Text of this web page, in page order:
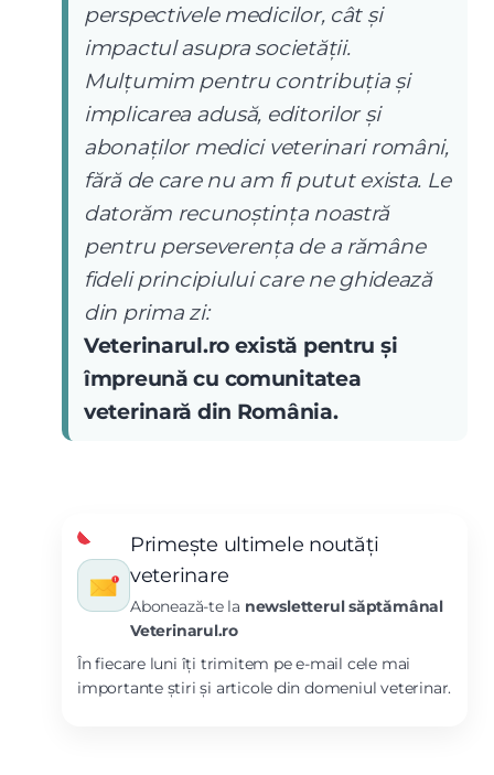
perspectivele medicilor, cât și
impactul asupra societății.
Mulțumim pentru contribuția și
implicarea adusă, editorilor și
abonaților medici veterinari români,
fără de care nu am fi putut exista. Le
datorăm recunoștința noastră
pentru perseverența de a rămâne
fideli principiului care ne ghidează
din prima zi:
Veterinarul.ro există pentru și
împreună cu comunitatea
veterinară din România.
Primește ultimele noutăți
veterinare
Abonează-te la newsletterul săptămânal
Veterinarul.ro
În fiecare luni îți trimitem pe e-mail cele mai
importante știri și articole din domeniul veterinar.